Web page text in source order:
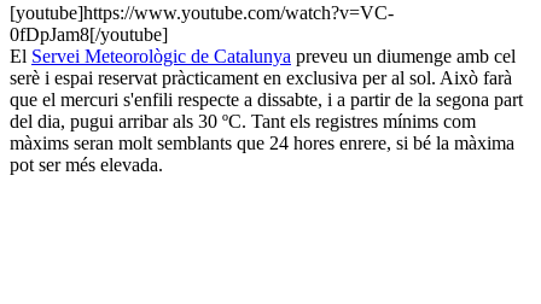
[youtube]https://www.youtube.com/watch?v=VC-
0fDpJam8[/youtube]
El Servei Meteorològic de Catalunya preveu un diumenge amb cel
serè i espai reservat pràcticament en exclusiva per al sol. Això farà
que el mercuri s'enfili respecte a dissabte, i a partir de la segona part
del dia, pugui arribar als 30 ºC. Tant els registres mínims com
màxims seran molt semblants que 24 hores enrere, si bé la màxima
pot ser més elevada.